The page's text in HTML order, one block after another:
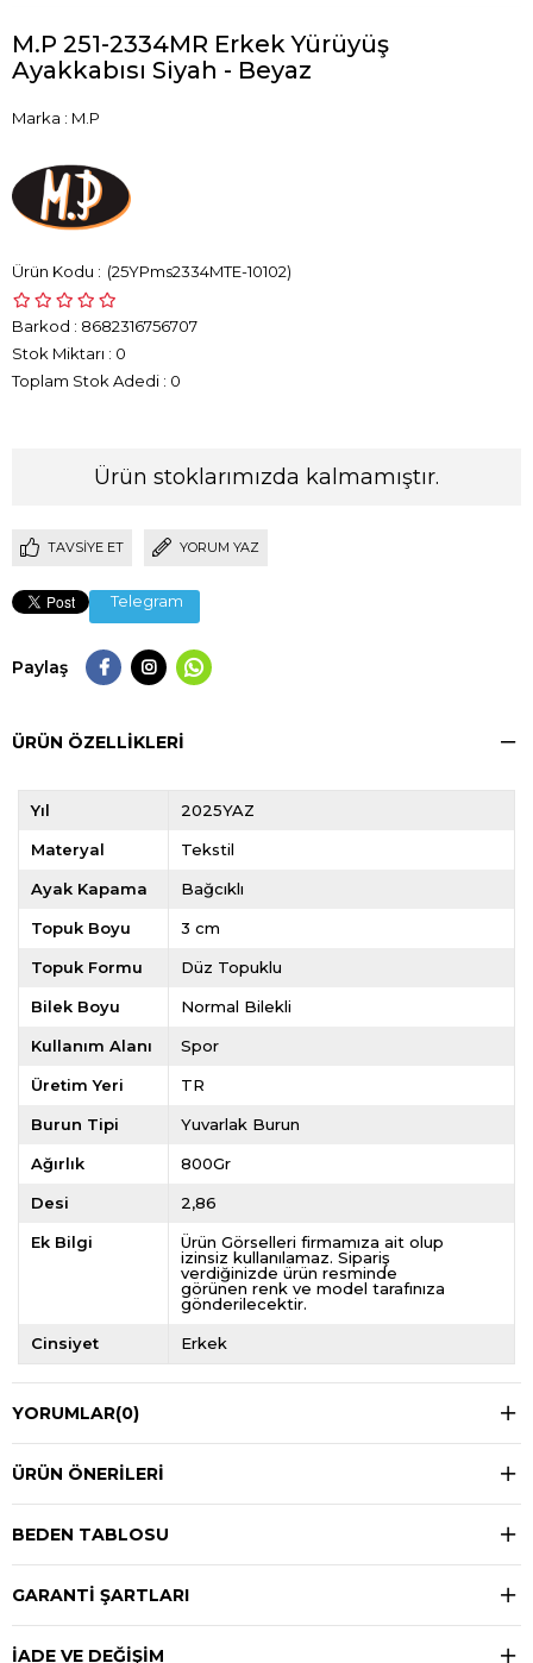
M.P 251-2334MR Erkek Yürüyüş
Ayakkabısı Siyah - Beyaz
Marka : M.P
(25YPms2334MTE-10102)
Barkod : 8682316756707
Stok Miktarı : 0
Toplam Stok Adedi : 0
Ürün stoklarımızda kalmamıştır.
TAVSIYE ET YORUM YAZ
Telegram
Paylaş
ÜRÜN ÖZELLIKLERI
Yıl 2025YAZ
Materyal Tekstil
Ayak Kapama Bağcıklı
Topuk Boyu 3 cm
Topuk Formu Düz Topuklu
Bilek Boyu Normal Bilekli
Kullanım Alanı Spor
Üretim Yeri TR
Burun Tipi Yuvarlak Burun
Ağırlık 800Gr
Desi 2,86
Ek Bilgi
Ürün Görselleri firmamıza ait olup
izinsiz kullanılamaz. Sipariş
verdiğinizde ürün resminde
görünen renk ve model tarafınıza
gönderilecektir.
Cinsiyet Erkek
YORUMLAR(0)
ÜRÜN ÖNERILERI
BEDEN TABLOSU
GARANTİ ŞARTLARI
İADE VE DEĞİŞİM